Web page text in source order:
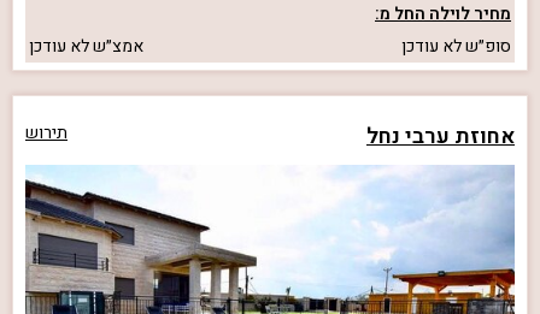
מחיר לוילה החל מ:
סופ״שלא עודכן אמצ״שלא עודכן
אחוזת ערבי נחל תירוש